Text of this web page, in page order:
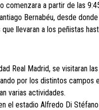
comenzara a partir de las
Bernabéu, desde donde
llevaran a los peñistas
Real Madrid, se visitaran las
por los distintos campos
varias actividades.
el estadio Alfredo Di